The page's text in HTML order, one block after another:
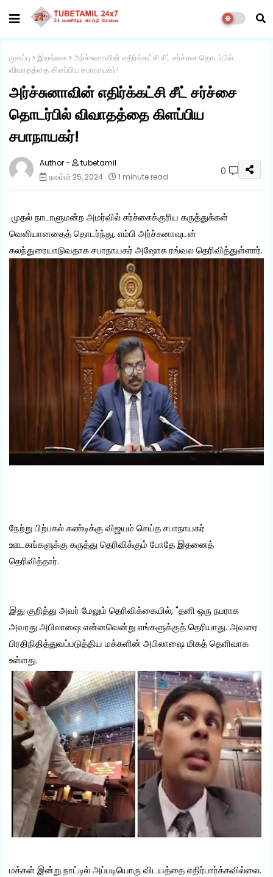
முகப்பு இலங்கை
அர்ச்சுனாவின் எதிர்க்கட்சி சீட் சர்ச்சை தொடர்பில்
விவாதத்தை கிளப்பிய சபாநாயகர்!
அர்ச்சுனாவின் எதிர்க்கட்சி சீட் சர்ச்சை
தொடர்பில் விவாதத்தை கிளப்பிய
சபாநாயகர்!
tubetamil
நவம்பர் 25, 2024
1 minute read 0
முதல் நாடாளுமன்ற அமர்வில் சர்ச்சைக்குரிய கருத்துக்கள்
வெளியானதைத் தொடர்ந்து, எம்பி அர்ச்சுனாவுடன்
கலந்துரையாடுவதாக சபாநாயகர் அஷோக ரங்வல தெரிவித்துள்ளார்.
நேற்று பிற்பகல் கண்டிக்கு விஜயம் செய்த சபாநாயகர்
ஊடகங்களுக்கு கருத்து தெரிவிக்கும் போதே இதனைத்
தெரிவித்தார்.
இது குறித்து அவர் மேலும் தெரிவிக்கையில், "தனி ஒரு நபராக
அவரது அபிலாஷை என்னவென்று எங்களுக்குத் தெரியாது. அவரை
பிரதிநிதித்துவப்படுத்திய மக்களின் அபிலாஷை மிகத் தெளிவாக
உள்ளது.
மக்கள் இன்று நாட்டில் அப்படியொரு விடயத்தை எதிர்பார்க்கவில்லை.